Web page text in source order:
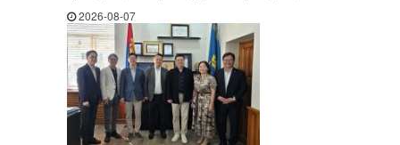
2026-08-07